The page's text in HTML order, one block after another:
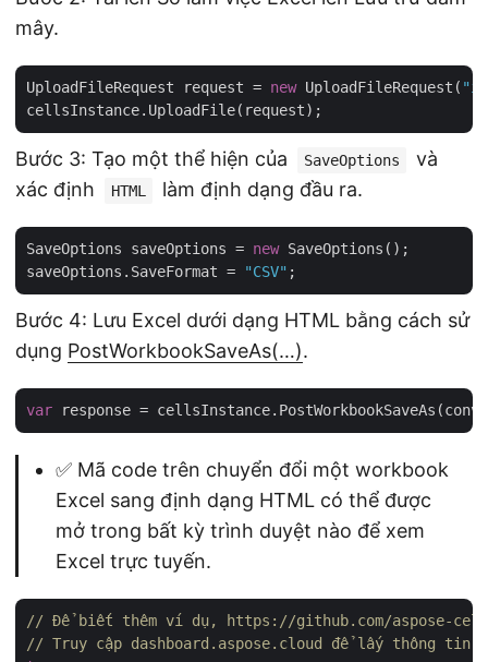
mây.
UploadFileRequest request = new UploadFileRequest(
Bước 3: Tạo một thể hiện của SaveOptions
và
xác định
HTML làm định dạng đầu ra.
SaveOptions saveOptions = new SaveOptions();
saveOptions.SaveFormat =
"CSV"
Bước 4: Lưu Excel dưới dạng HTML bằng cách sử
dụng PostWorkbookSaveAs(…).
var
✅ Mã code trên chuyển đổi một workbook
Excel sang định dạng HTML có thể được
mở trong bất kỳ trình duyệt nào để xem
Excel trực tuyến.
// Để biết thêm ví dụ, https://github.com/aspose-
// Truy cập dashboard.aspose.cloud để lấy thông tin